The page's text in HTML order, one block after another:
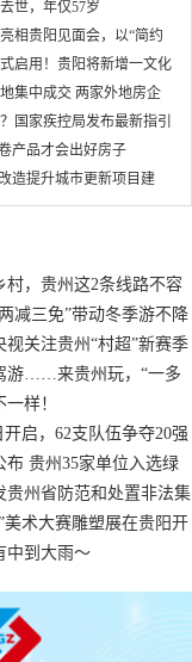
世，年仅57岁
相贵阳见面会，以“简约
启用！贵阳将新增一文化
集中成交 两家外地房企
国家疾控局发布最新指引
产品才会出好房子
造提升城市更新项目建
村，贵州这2条线路不容
减三免”带动冬季游不降
关注贵州“村超”新赛季
游……来贵州玩，“一多
样！
启，62支队伍争夺20强
布 贵州35家单位入选绿
贵州省防范和处置非法集
美术大赛雕塑展在贵阳开
中到大雨～